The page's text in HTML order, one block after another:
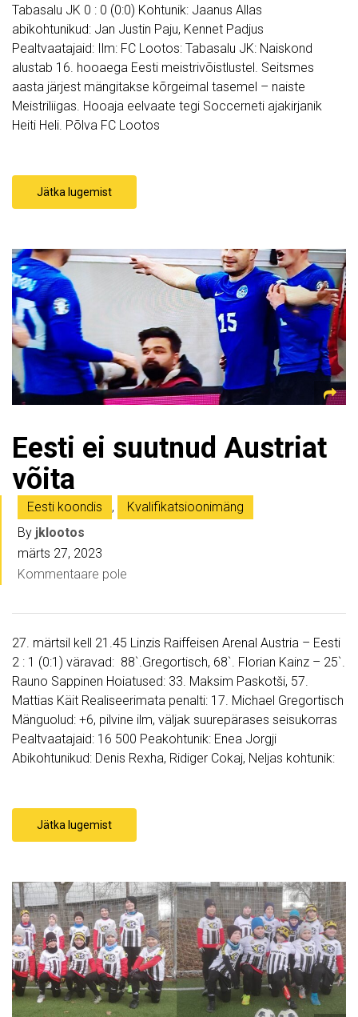
Tabasalu JK 0 : 0 (0:0) Kohtunik: Jaanus Allas
abikohtunikud: Jan Justin Paju, Kennet Padjus
Pealtvaatajaid: Ilm: FC Lootos: Tabasalu JK: Naiskond
alustab 16. hooaega Eesti meistrivõistlustel. Seitsmes
aasta järjest mängitakse kõrgeimal tasemel – naiste
Meistriliigas. Hooaja eelvaate tegi Soccerneti ajakirjanik
Heiti Heli. Põlva FC Lootos
Jätka lugemist
Eesti ei suutnud Austriat
võita
Eesti koondis ,
Kvalifikatsioonimäng
By jklootos
märts 27, 2023
Kommentaare pole
27. märtsil kell 21.45 Linzis Raiffeisen Arenal Austria – Eesti
2 : 1 (0:1) väravad: 88`.Gregortisch, 68`. Florian Kainz – 25`.
Rauno Sappinen Hoiatused: 33. Maksim Paskotši, 57.
Mattias Käit Realiseerimata penalti: 17. Michael Gregortisch
Mänguolud: +6, pilvine ilm, väljak suurepärases seisukorras
Pealtvaatajaid: 16 500 Peakohtunik: Enea Jorgji
Abikohtunikud: Denis Rexha, Ridiger Cokaj, Neljas kohtunik:
Jätka lugemist